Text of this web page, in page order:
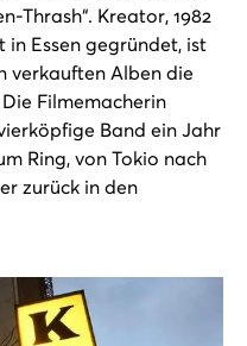
Thrash“. Kreator, 1982
in Essen gegründet, ist
verkauften Alben die
Filmemacherin
Band ein Jahr
Ring, von Tokio nach
zurück in den